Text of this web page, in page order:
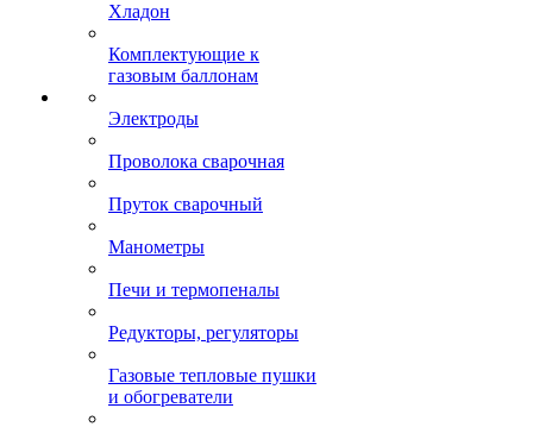
Хладон
Комплектующие к
газовым баллонам
Электроды
Проволока сварочная
Пруток сварочный
Манометры
Печи и термопеналы
Редукторы, регуляторы
Газовые тепловые пушки
и обогреватели